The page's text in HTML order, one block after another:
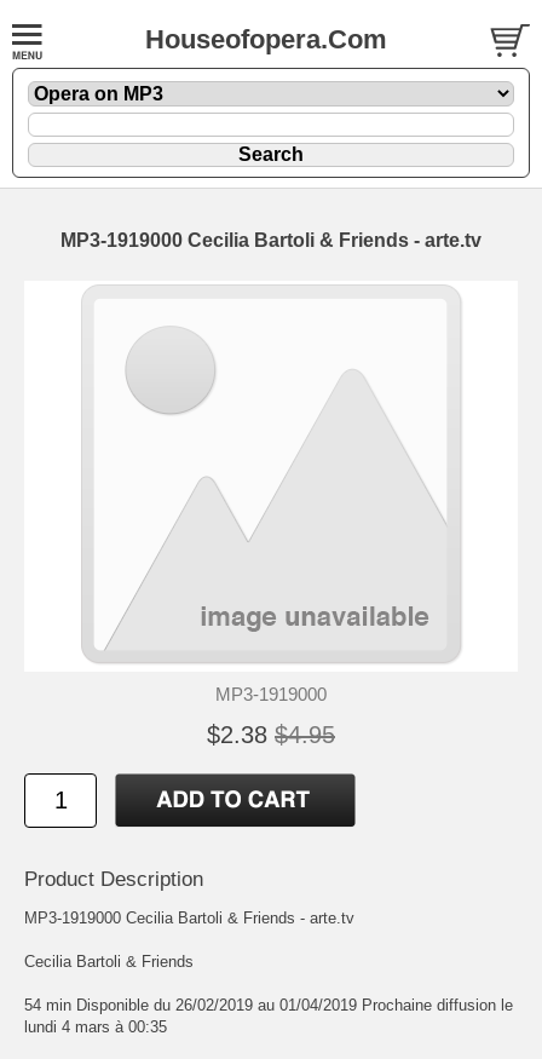
Houseofopera.Com
MP3-1919000 Cecilia Bartoli & Friends - arte.tv
MP3-1919000
$2.38 $4.95
Product Description
MP3-1919000 Cecilia Bartoli & Friends - arte.tv
Cecilia Bartoli & Friends
54 min Disponible du 26/02/2019 au 01/04/2019 Prochaine diffusion le
lundi 4 mars à 00:35